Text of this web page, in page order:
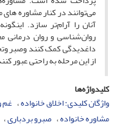
می‌توانند در کنار مشاوره
آنان را آرام‌تر سازد.
روان‌شناسی و روان درمانی
داغدیدگی کمک کنند وصبر
از این مرحله به راحتی عبور
کلیدواژه‌ها
واژگان کلیدی: اخلاق خانواده غم
مشاوره خانواده صبرو بردباری